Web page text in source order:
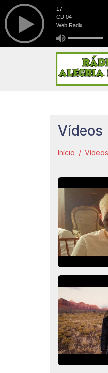
Vídeos
Início Vídeos